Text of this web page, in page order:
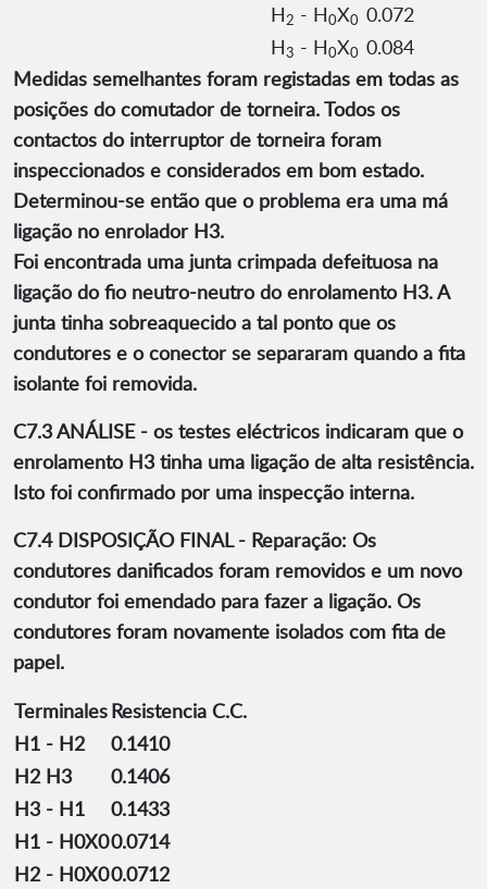
H2 - H0X0 0.072
H3 - H0X0 0.084
Medidas semelhantes foram registadas em todas as
posições do comutador de torneira. Todos os
contactos do interruptor de torneira foram
inspeccionados e considerados em bom estado.
Determinou-se então que o problema era uma má
ligação no enrolador H3.
Foi encontrada uma junta crimpada defeituosa na
ligação do fio neutro-neutro do enrolamento H3. A
junta tinha sobreaquecido a tal ponto que os
condutores e o conector se separaram quando a fita
isolante foi removida.
C7.3 ANÁLISE - os testes eléctricos indicaram que o
enrolamento H3 tinha uma ligação de alta resistência.
Isto foi confirmado por uma inspecção interna.
C7.4 DISPOSIÇÃO FINAL - Reparação: Os
condutores danificados foram removidos e um novo
condutor foi emendado para fazer a ligação. Os
condutores foram novamente isolados com fita de
papel.
TerminalesResistencia C.C.
H1 - H2
0.1410
H2 H3
0.1406
H3 - H1
0.1433
H1 - H0X00.0714
H2 - H0X00.0712